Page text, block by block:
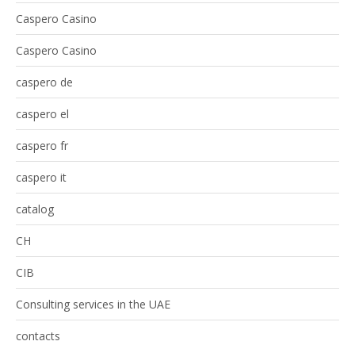
Caspero Casino
Caspero Casino
caspero de
caspero el
caspero fr
caspero it
catalog
CH
CIB
Consulting services in the UAE
contacts